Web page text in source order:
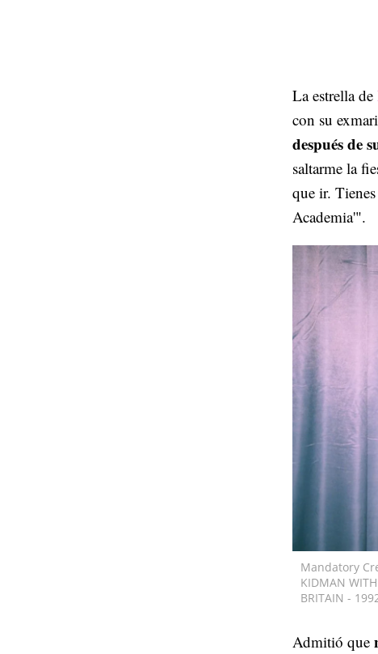
La estrella de
con su
después de
saltarme la
que ir.
Academia'".
Mandatory
KIDMAN
BRITAIN -
Admitió que